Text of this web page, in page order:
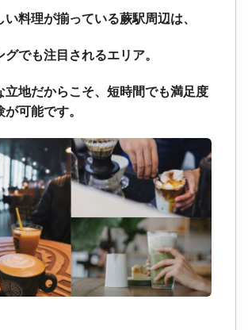
料理が揃っている蕨駅周辺は、
でも注目されるエリア。
立地だからこそ、短時間でも満足度
可能です。